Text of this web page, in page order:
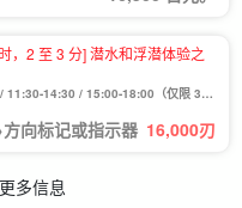
，2 至 3 分] 潜水和浮潜体验之
11:30-14:30 / 15:00-18:00（仅限 3
向标记或指示器 16,000刃
多信息